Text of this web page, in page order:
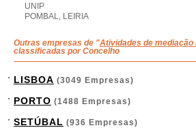
UNIP
POMBAL, LEIRIA
Outras empresas de "Atividades de mediação
classificadas por Concelho
LISBOA (3049 Empresas)
PORTO (1488 Empresas)
SETÚBAL (936 Empresas)